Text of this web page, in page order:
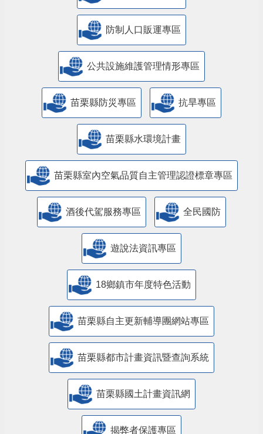
防制人口販運專區
​公共設施維護管理情形專區
苗栗縣防災專區 抗旱專區
苗栗縣水環境計畫
苗栗縣室內空氣品質自主管理認證標章專區
酒後代駕服務專區 全民國防
遊說法資訊專區
18鄉鎮市年度特色活動
苗栗縣自主更新輔導團網站專區
苗栗縣都市計畫資訊暨查詢系統
苗栗縣國土計畫資訊網
揭弊者保護專區